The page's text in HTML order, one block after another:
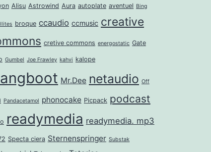
Alisu Astrowind Aura autoplate aventuel Bing
broque ccaudio ccmusic creative
cretive commons energostatic Gate
Gumbel Joe Frawley kahvi kalope
Mr.Dee netaudio Off
Pandacetamol phonocake Picpack podcast
readymedia readymedia. mp3
Specta ciera Sternenspringer Substak